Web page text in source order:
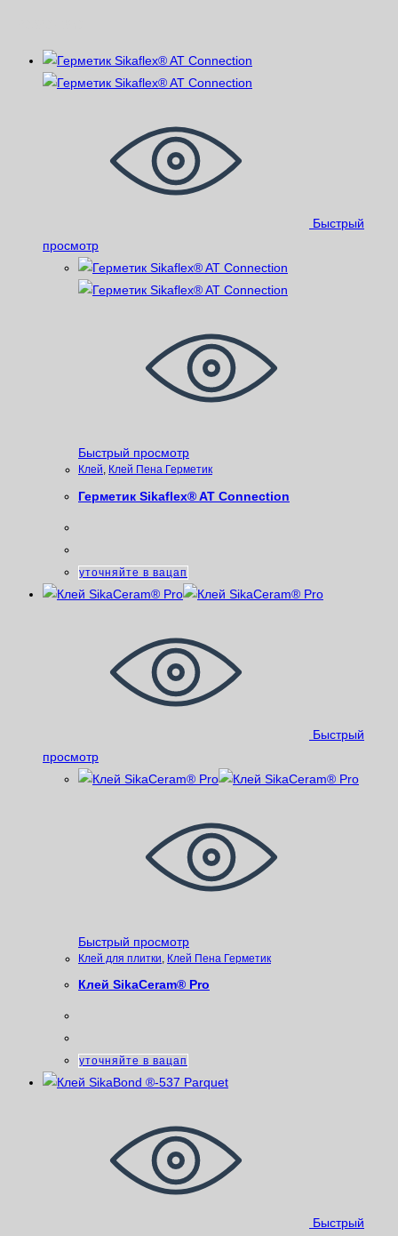
Быстрый
просмотр
Быстрый просмотр
Клей, Клей Пена Герметик
Герметик Sikaflex® AT Connection
уточняйте в вацап
Быстрый
просмотр
Быстрый просмотр
Клей для плитки Клей Пена Герметик
Клей SikaCeram® Pro
уточняйте в вацап
Быстрый